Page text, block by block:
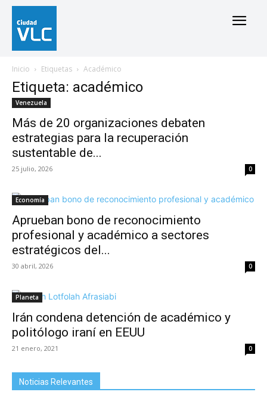
Inicio Etiquetas Académico
Etiqueta: académico
Venezuela
Más de 20 organizaciones debaten
estrategias para la recuperación
sustentable de...
25 julio, 2026 0
Economía
Aprueban bono de reconocimiento
profesional y académico a sectores
estratégicos del...
30 abril, 2026 0
Planeta
Irán condena detención de académico y
politólogo iraní en EEUU
21 enero, 2021 0
Noticias Relevantes